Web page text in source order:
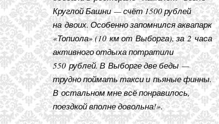
Круглой Башни — счёт 1500 рублей
на двоих. Особенно запомнился аквапарк
«Топиола» (10 км от Выборга), за 2 часа
активного отдыха потратили
550 рублей. В Выборге две беды —
трудно поймать такси и пьяные финны.
В остальном мне всё понравилось,
поездкой вполне довольна!».